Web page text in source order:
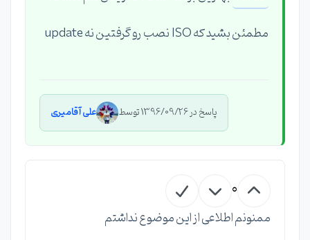
مطمئن بشید که ISO نصب رو گرفتین نه update
پاسخ در 1396/09/26 توسط علی آقامیری
0
ممنونم اطلاعی از این موضوع نداشتم